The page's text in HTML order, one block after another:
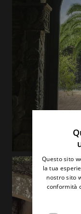
Questo sito
la tua
nostro sito
conformità